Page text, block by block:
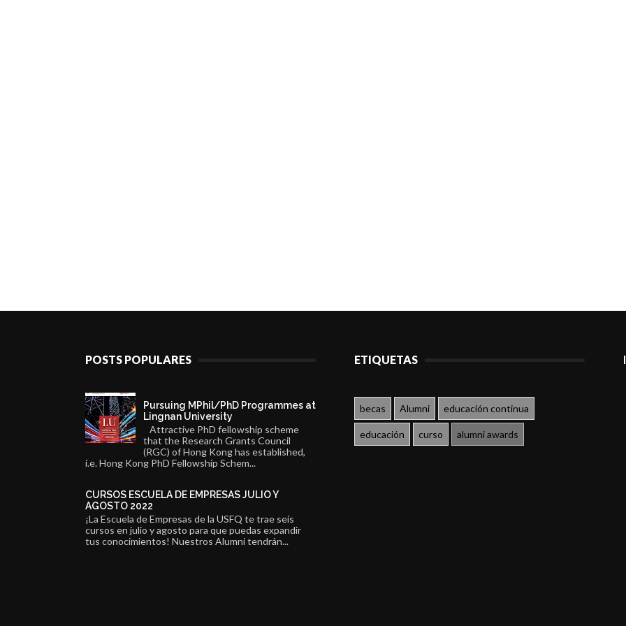
POSTS POPULARES
Pursuing MPhil/PhD Programmes at
Lingnan University
Attractive PhD fellowship scheme
that the Research Grants Council
(RGC) of Hong Kong has established,
i.e. Hong Kong PhD Fellowship Schem...
CURSOS ESCUELA DE EMPRESAS JULIO Y
AGOSTO 2022
¡La Escuela de Empresas de la USFQ te trae seis
cursos en julio y agosto para que puedas expandir
tus conocimientos! Nuestros Alumni tendrán...
ETIQUETAS
becas Alumni educación continua
educación curso alumni awards